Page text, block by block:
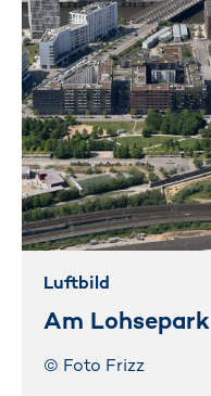
Luftbild
Am Lohsepark
© Foto Frizz